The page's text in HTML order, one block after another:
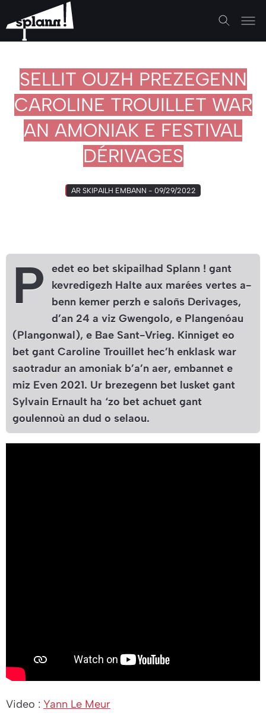
SELLIT OUZH PREZEGENN
CAROLINE TROUILLET WAR
AN AMONIAK E FESTIVAL
DÉRIVAGES
AR SKIPAILH EMBANN - 09/29/2022
P
edet eo bet skipailhad Splann ! gant
kevredigezh Halte aux marées vertes a-
benn kemer perzh e saloñs Derivages,
d’an 24 a viz Gwengolo, e Plangenóau
(Plangonwal), e Bae Sant-Vrieg. Kinniget eo
bet gant Caroline Trouillet hec’h enklask war
saotradur an amoniak b’a’n aer, embannet e
miz Even 2021. Ur brezegenn bet lusket gant
Sylvain Ernault ha ‘zo bet achuet gant
goulennoù an dud o selaou.
Video : Yann Le Meur